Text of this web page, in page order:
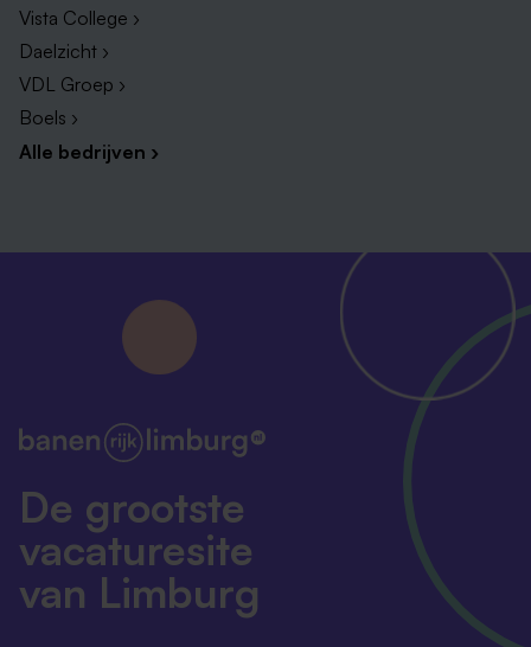
Vista College ›
Daelzicht ›
VDL Groep ›
Boels ›
Alle bedrijven ›
De grootste
vacaturesite
van Limburg